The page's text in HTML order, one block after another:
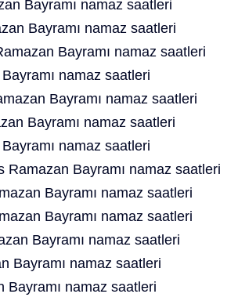
Bayramı namaz saatleri
Bayramı namaz saatleri
Bayramı namaz saatleri
namaz saatleri
Bayramı namaz saatleri
Bayramı namaz saatleri
namaz saatleri
Ramazan Bayramı namaz saatleri
Bayramı namaz saatleri
Bayramı namaz saatleri
Bayramı namaz saatleri
Bayramı namaz saatleri
Bayramı namaz saatleri